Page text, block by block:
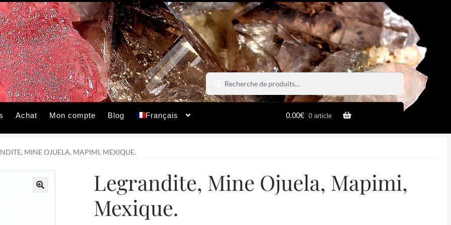
Recherche
pour :
Recherche
Achat Mon compte Blog Français 0.00€ 0 article
MINE OJUELA, MAPIMI, MEXIQUE.
Legrandite, Mine Ojuela, Mapimi,
Mexique.